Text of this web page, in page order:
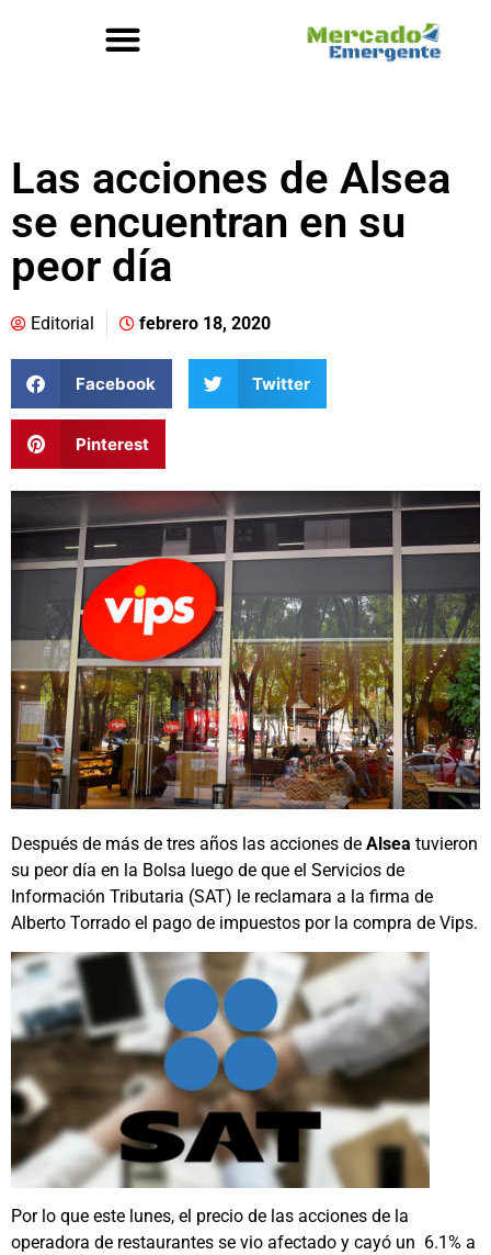
Las acciones de Alsea
se encuentran en su
peor día
Editorial febrero 18, 2020
Facebook Twitter
Pinterest
Después de más de tres años las acciones de Alsea tuvieron
su peor día en la Bolsa luego de que el Servicios de
Información Tributaria (SAT) le reclamara a la firma de
Alberto Torrado el pago de impuestos por la compra de Vips.
Por lo que este lunes, el precio de las acciones de la
operadora de restaurantes se vio afectado y cayó un 6.1% a